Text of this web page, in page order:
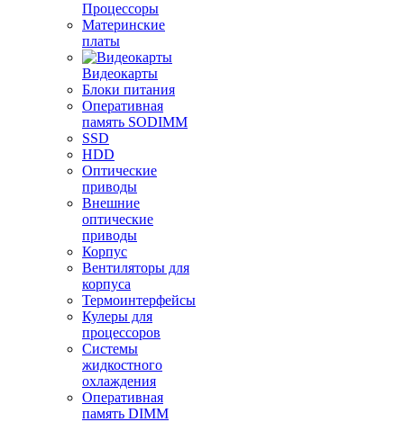
Процессоры
Материнские
платы
Видеокарты
Блоки питания
Оперативная
память SODIMM
SSD
HDD
Оптические
приводы
Внешние
оптические
приводы
Корпус
Вентиляторы для
корпуса
Термоинтерфейсы
Кулеры для
процессоров
Системы
жидкостного
охлаждения
Оперативная
память DIMM